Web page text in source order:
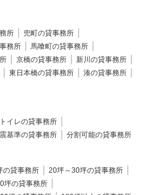
所
兜町の貸事務所
務所
馬喰町の貸事務所
京橋の貸事務所
新川の貸事務所
東日本橋の貸事務所
湊の貸事務所
イレの貸事務所
基準の貸事務所 分割可能の貸事務所
の貸事務所
20坪～30坪の貸事務所
坪の貸事務所